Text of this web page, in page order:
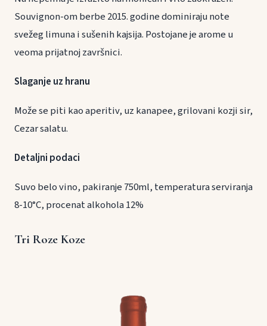
Souvignon-om berbe 2015. godine dominiraju note
svežeg limuna i sušenih kajsija. Postojane je arome u
veoma prijatnoj završnici.
Slaganje uz hranu
Može se piti kao aperitiv, uz kanapee, grilovani kozji sir,
Cezar salatu.
Detaljni podaci
Suvo belo vino, pakiranje 750ml, temperatura serviranja
8-10°C, procenat alkohola 12%
Tri Roze Koze